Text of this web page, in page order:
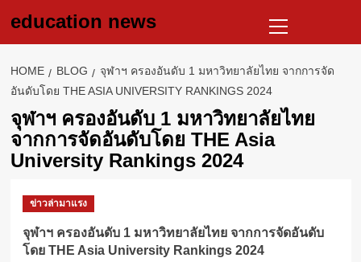
education news
Menu
HOME BLOG
จุฬาฯ ครองอันดับ 1 มหาวิทยาลัยไทย จากการจัด
อันดับโดย THE ASIA UNIVERSITY RANKINGS 2024
จุฬาฯ ครองอันดับ 1 มหาวิทยาลัยไทย
จากการจัดอันดับโดย THE Asia
University Rankings 2024
ข่าวล่ามาแรง
จุฬาฯ ครองอันดับ 1 มหาวิทยาลัยไทย จากการจัดอันดับ
โดย THE Asia University Rankings 2024